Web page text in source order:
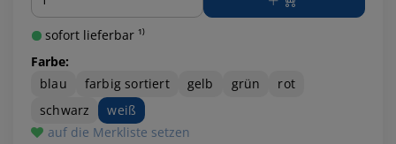
sofort lieferbar ¹⁾
Farbe:
blau
farbig sortiert gelb grün
rot
schwarz
weiß
auf die Merkliste setzen